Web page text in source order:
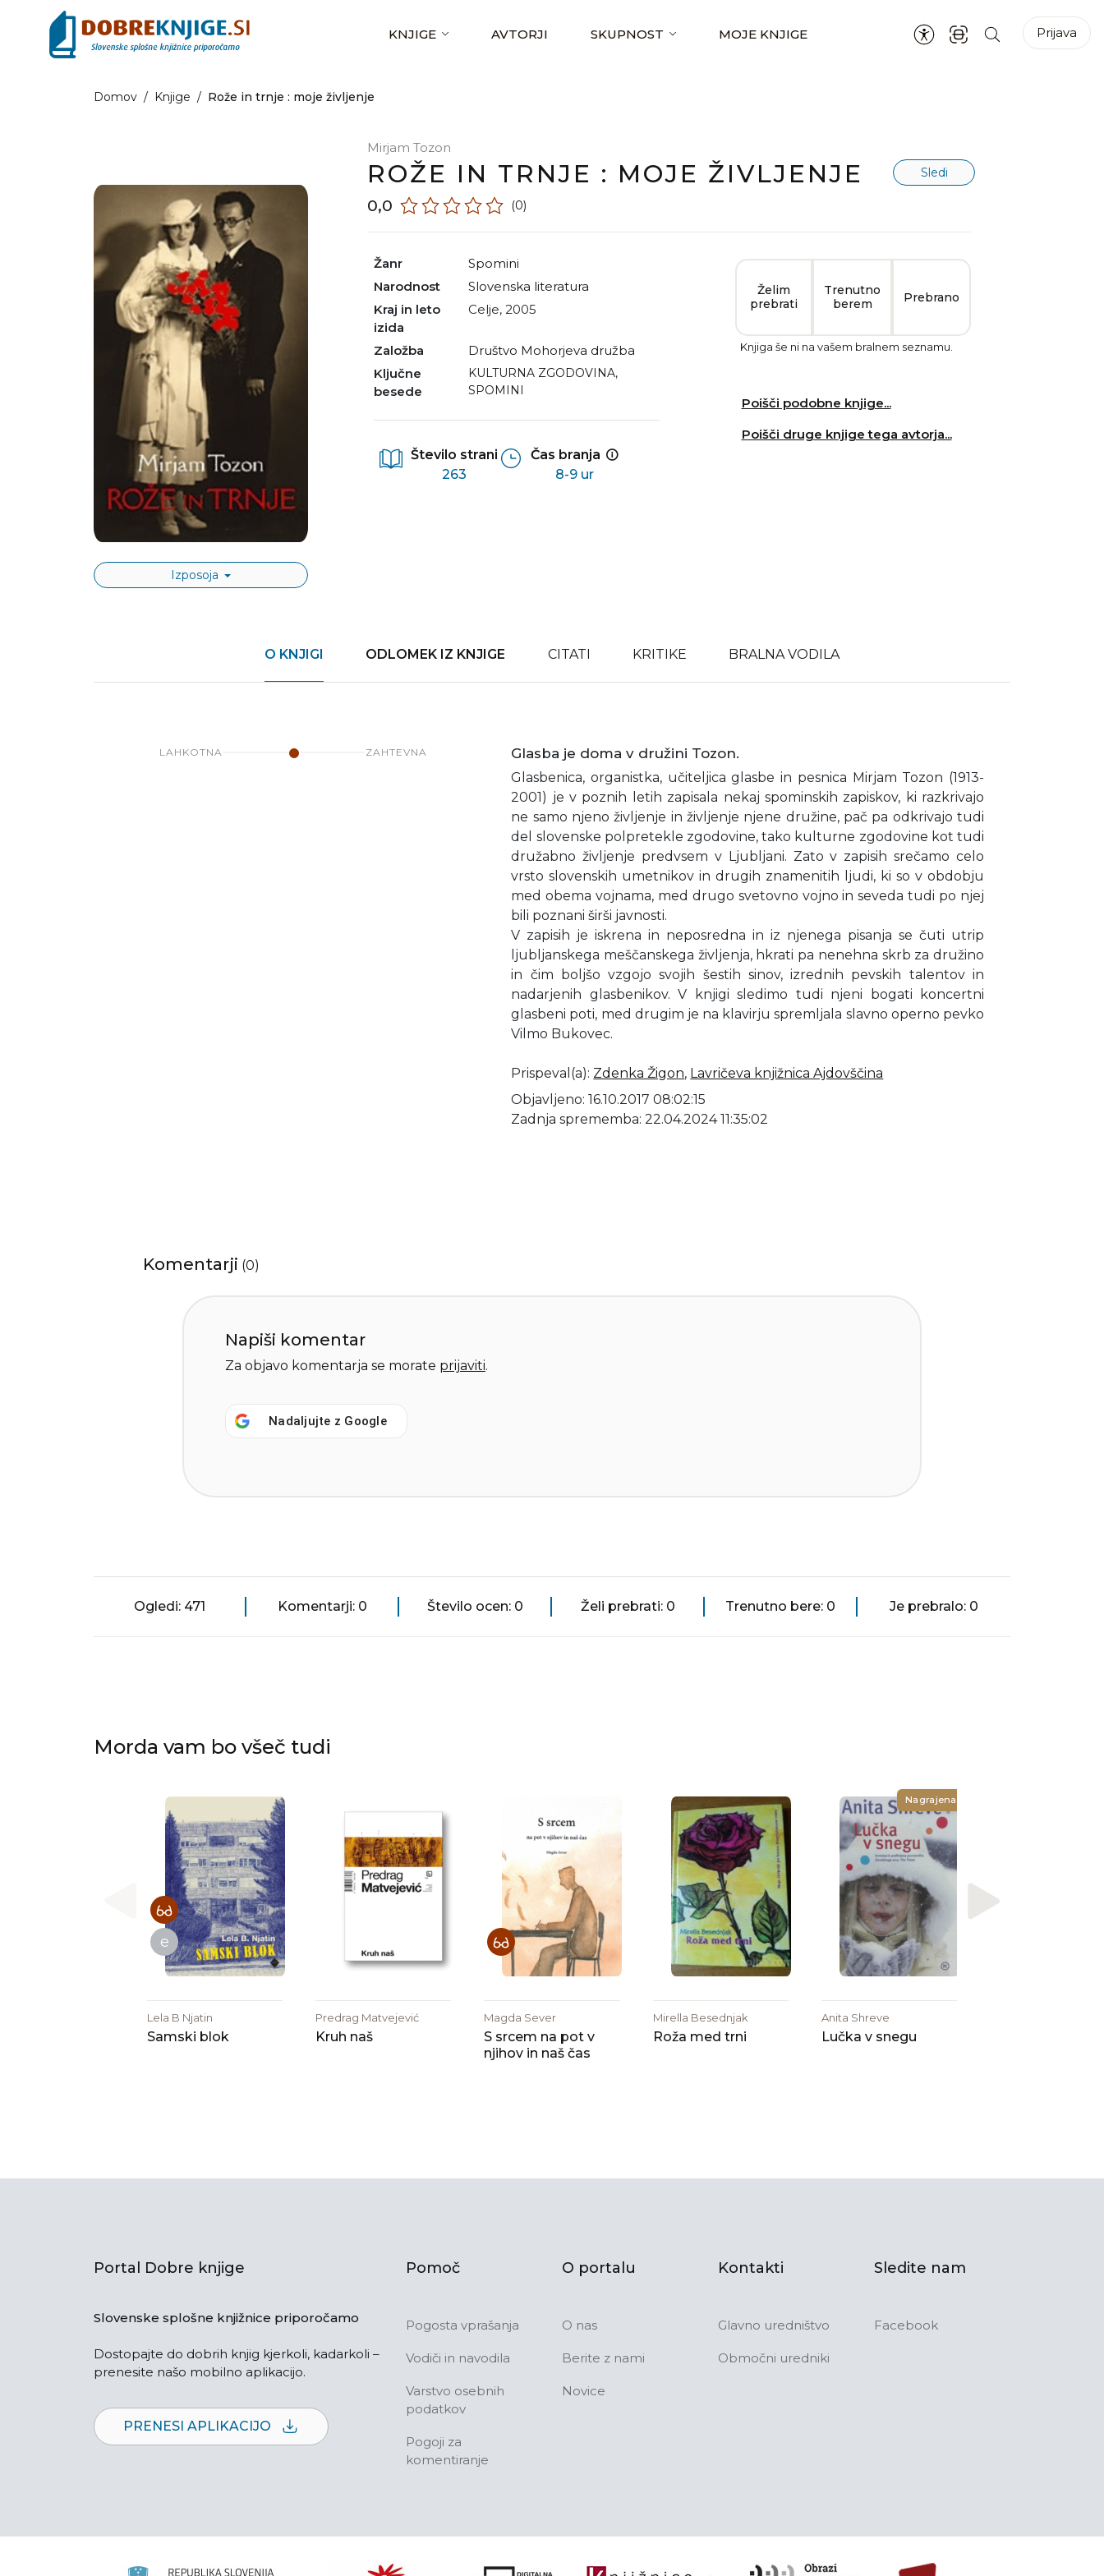
KNJIGE AVTORJI SKUPNOST MOJE KNJIGE Prijava
Domov / Knjige / Rože in trnje : moje življenje
Izposoja
Mirjam Tozon
ROŽE IN TRNJE : MOJE ŽIVLJENJE Sledi
0,0 (0)
Žanr
spomini
Narodnost
slovenska literatura
Kraj in leto
izida
Celje, 2005
Založba
Društvo Mohorjeva družba
Ključne
besede
KULTURNA ZGODOVINA,
SPOMINI
Število strani
263
Čas branja
8-9 ur
Želim
prebrati
Trenutno
berem
Prebrano
Knjiga še ni na vašem bralnem seznamu.
Poišči podobne knjige...
Poišči druge knjige tega avtorja...
O KNJIGI ODLOMEK IZ KNJIGE CITATI KRITIKE BRALNA VODILA
LAHKOTNA ZAHTEVNA Glasba je doma v družini Tozon.
Glasbenica, organistka, učiteljica glasbe in pesnica Mirjam Tozon (1913-
2001) je v poznih letih zapisala nekaj spominskih zapiskov, ki razkrivajo
ne samo njeno življenje in življenje njene družine, pač pa odkrivajo tudi
del slovenske polpretekle zgodovine, tako kulturne zgodovine kot tudi
družabno življenje predvsem v Ljubljani. Zato v zapisih srečamo celo
vrsto slovenskih umetnikov in drugih znamenitih ljudi, ki so v obdobju
med obema vojnama, med drugo svetovno vojno in seveda tudi po njej
bili poznani širši javnosti.
V zapisih je iskrena in neposredna in iz njenega pisanja se čuti utrip
ljubljanskega meščanskega življenja, hkrati pa nenehna skrb za družino
in čim boljšo vzgojo svojih šestih sinov, izrednih pevskih talentov in
nadarjenih glasbenikov. V knjigi sledimo tudi njeni bogati koncertni
glasbeni poti, med drugim je na klavirju spremljala slavno operno pevko
Vilmo Bukovec.
Prispeval(a): Zdenka Žigon, Lavričeva knjižnica Ajdovščina
Objavljeno: 16.10.2017 08:02:15
Zadnja sprememba: 22.04.2024 11:35:02
Komentarji (0)
Napiši komentar
Za objavo komentarja se morate prijaviti.
Nadaljujte z Google
Ogledi: 471 Komentarji: 0 Število ocen: 0 Želi prebrati: 0 Trenutno bere: 0 Je prebralo: 0
Morda vam bo všeč tudi
e
Lela B Njatin
Samski blok
Predrag Matvejević
Kruh naš
Magda Sever
S srcem na pot v
njihov in naš čas
Mirella Besednjak
Roža med trni
Nagrajena
Anita Shreve
Lučka v snegu
Portal Dobre knjige
Slovenske splošne knjižnice priporočamo
Dostopajte do dobrih knjig kjerkoli, kadarkoli –
prenesite našo mobilno aplikacijo.
PRENESI APLIKACIJO
Pomoč
Pogosta vprašanja
Vodiči in navodila
Varstvo osebnih
podatkov
Pogoji za
komentiranje
O portalu
O nas
Berite z nami
Novice
Kontakti
Glavno uredništvo
Območni uredniki
Sledite nam
Facebook